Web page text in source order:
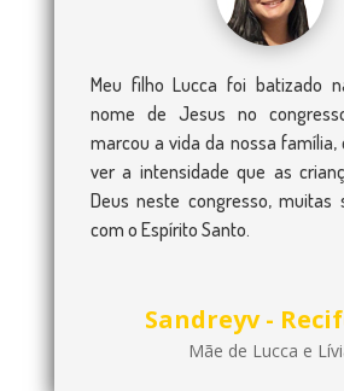
Meu filho Lucca foi batizado
nome de Jesus no
marcou a vida da nossa família,
ver a intensidade que as
Deus neste congresso, muitas
com o Espírito Santo.
Sandreyv -
Mãe de Lucca e